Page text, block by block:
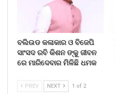
ବଲିଉଡ କଳାକାର ଓ ବିଜେପି
ସାଂସଦ ରବି କିଶନ ଙ୍କୁ ଜୀବନ
ରେ ମାରିଦେବାର ମିଳିଛି ଧମକ
PREV NEXT 1 of 2